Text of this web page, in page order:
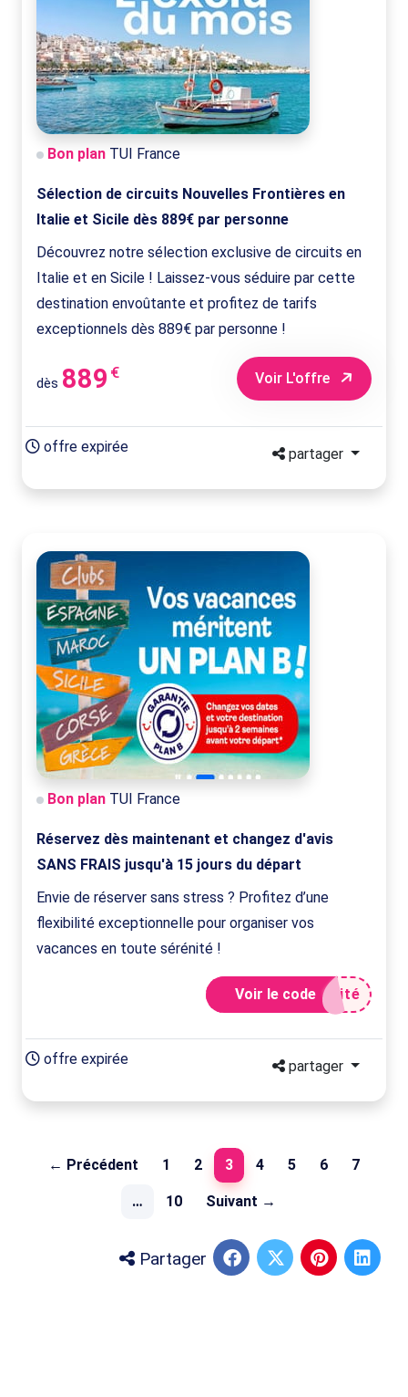
Bon plan TUI France
Sélection de circuits Nouvelles Frontières en
Italie et Sicile dès 889€ par personne
Découvrez notre sélection exclusive de circuits en
Italie et en Sicile ! Laissez-vous séduire par cette
destination envoûtante et profitez de tarifs
exceptionnels dès 889€ par personne !
dès 889 € Voir L'offre
offre expirée partager
Bon plan TUI France
Réservez dès maintenant et changez d'avis
SANS FRAIS jusqu'à 15 jours du départ
Envie de réserver sans stress ? Profitez d’une
flexibilité exceptionnelle pour organiser vos
vacances en toute sérénité !
Voir le code ité
offre expirée partager
← Précédent 1 2 3(current)
4 5 6 7
… 10 Suivant →
Partager